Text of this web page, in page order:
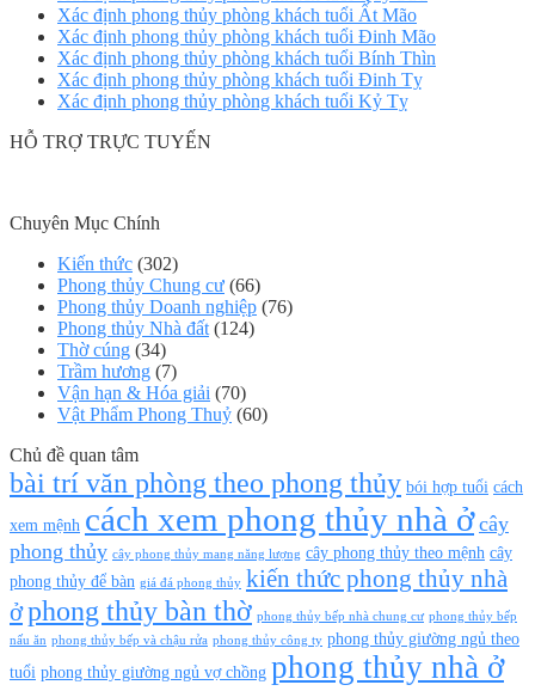
Xác định phong thủy phòng khách tuổi Ất Mão
Xác định phong thủy phòng khách tuổi Đinh Mão
Xác định phong thủy phòng khách tuổi Bính Thìn
Xác định phong thủy phòng khách tuổi Đinh Tỵ
Xác định phong thủy phòng khách tuổi Kỷ Tỵ
HỖ TRỢ TRỰC TUYẾN
Chuyên Mục Chính
Kiến thức (302)
Phong thủy Chung cư (66)
Phong thủy Doanh nghiệp (76)
Phong thủy Nhà đất (124)
Thờ cúng (34)
Trầm hương (7)
Vận hạn & Hóa giải (70)
Vật Phẩm Phong Thuỷ (60)
Chủ đề quan tâm
bài trí văn phòng theo phong thủy bói hợp tuổi cách
xem mệnh cách xem phong thủy nhà ở cây
phong thủy cây phong thủy mang năng lượng cây phong thủy theo mệnh cây
phong thủy để bàn giá đá phong thủy kiến thức phong thủy nhà
ởphong thủy bàn thờ phong thủy bếp nhà chung cư phong thủy bếp
nấu ăn phong thủy bếp và chậu rửa phong thủy công ty phong thủy giường ngủ theo
tuổi phong thủy giường ngủ vợ chồng phong thủy nhà ở